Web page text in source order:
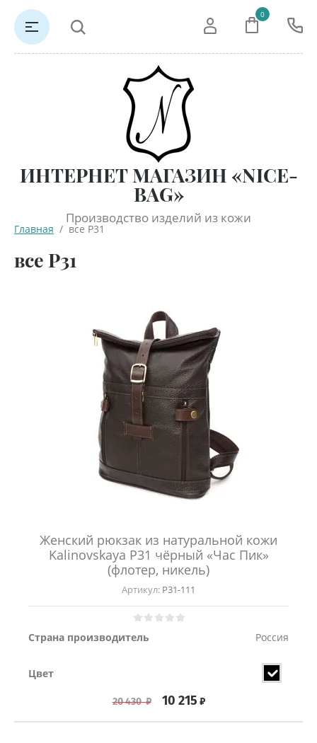
ИНТЕРНЕТ МАГАЗИН «NICE-
BAG»
Производство изделий из кожи
0
Главная
  /  все Р31
все Р31
Женский рюкзак из натуральной кожи
Kalinovskaya Р31 чёрный «Час Пик»
(флотер, никель)
Артикул: Р31-111
Страна производитель Россия
Цвет
20 430₽ 10 215 ₽